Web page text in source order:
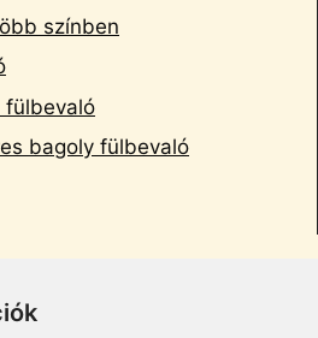
színben
fülbevaló
bagoly fülbevaló